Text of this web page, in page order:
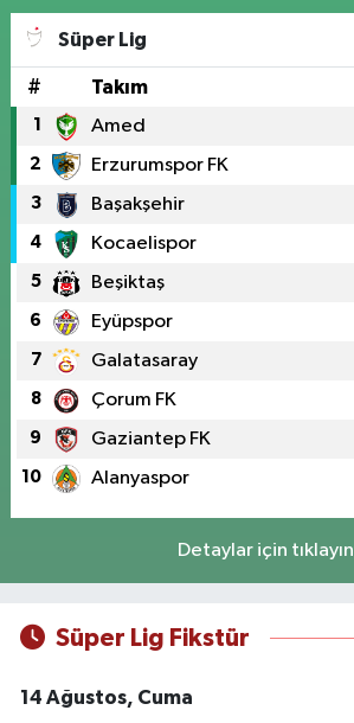
Süper Lig
# Takım
1 Amed
2 Erzurumspor FK
3 Başakşehir
4 Kocaelispor
5 Beşiktaş
6 Eyüpspor
7 Galatasaray
8 Çorum FK
9 Gaziantep FK
10 Alanyaspor
Detaylar için tıklayın
Süper Lig Fikstür
14 Ağustos, Cuma